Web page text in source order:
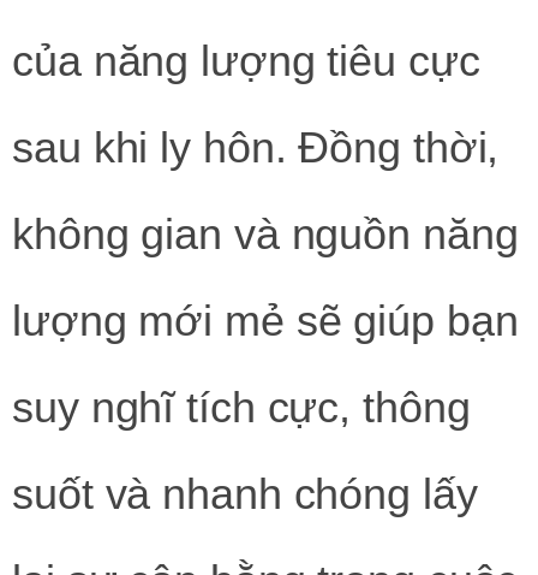
của năng lượng tiêu cực
sau khi ly hôn. Đồng thời,
không gian và nguồn năng
lượng mới mẻ sẽ giúp bạn
suy nghĩ tích cực, thông
suốt và nhanh chóng lấy